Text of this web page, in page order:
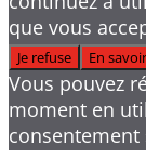
que vous
Je refuse
En
Vous pouvez
moment en
consentement